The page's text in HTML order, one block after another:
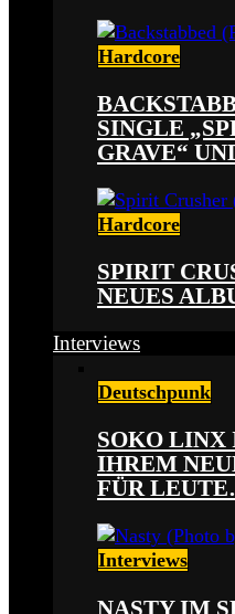
Hardcore
SINGLE
GRAVE“
Hardcore
SPIRIT
NEUES
Interviews
Deutschpunk
SOKO
IHREM
FÜR
Interviews
NASTY IM